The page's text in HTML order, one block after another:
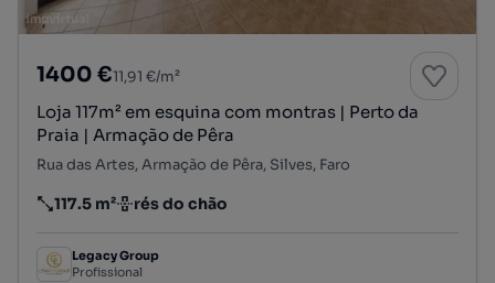
1400 €11,91 €/m²
Loja 117m² em esquina com montras | Perto da
Praia | Armação de Pêra
Rua das Artes, Armação de Pêra, Silves, Faro
Preço por metro quadrado
117.5 m²
Andar rés do chão
Legacy Group
Profissional